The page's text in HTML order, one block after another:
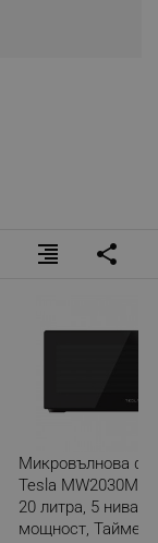
format_align_right share
Микровълнова
Tesla MW2030MB,
20 литра, 5 нива
мощност, Таймер,